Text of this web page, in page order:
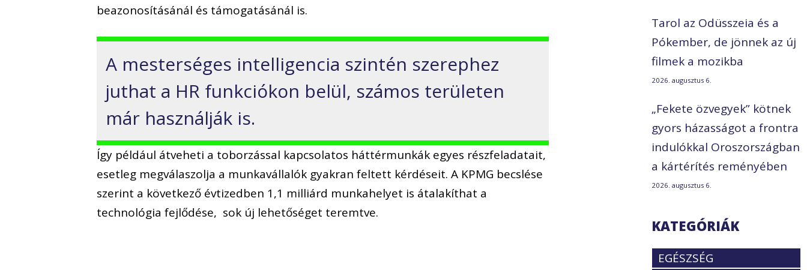
beazonosításánál és támogatásánál is.
A mesterséges intelligencia szintén szerephez
juthat a HR funkciókon belül, számos területen
már használják is.
Így például átveheti a toborzással kapcsolatos háttérmunkák egyes részfeladatait,
esetleg megválaszolja a munkavállalók gyakran feltett kérdéseit. A KPMG becslése
szerint a következő évtizedben 1,1 milliárd munkahelyet is átalakíthat a
technológia fejlődése, sok új lehetőséget teremtve.
Tarol az Odüsszeia és a
Pókember, de jönnek az új
filmek a mozikba
2026. augusztus 6.
„Fekete özvegyek” kötnek
gyors házasságot a frontra
indulókkal Oroszországban
a kártérítés reményében
2026. augusztus 6.
KATEGÓRIÁK
EGÉSZSÉG